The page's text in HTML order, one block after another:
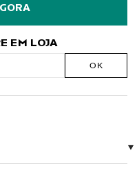
EM LOJA
OK